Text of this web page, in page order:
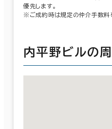
優先します。
※ご成約時は規定の仲介手数料
内平野ビルの